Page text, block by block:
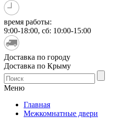
время работы:
9:00-18:00, сб: 10:00-15:00
Доставка по городу
Доставка по Крыму
Меню
Главная
Межкомнатные двери